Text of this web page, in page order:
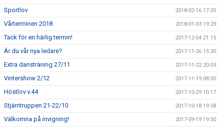
Sportlov 2018-02-16 17:05
Vårterminen 2018 2018-01-03 19:29
Tack för en härlig termin! 2017-12-04 21:15
Är du vår nya ledare? 2017-11-26 15:30
Extra dansträning 27/11 2017-11-22 20:03
Vintershow 2/12 2017-11-19 08:00
Höstlov v.44 2017-10-29 10:17
Stjärntruppen 21-22/10 2017-10-18 19:58
Välkomna på invigning! 2017-09-19 19:50